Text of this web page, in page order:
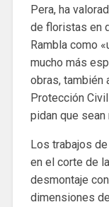
Pera, ha
de floristas en
Rambla como
mucho más
obras, también
Protección
pidan que
Los trabajos
en el corte de
desmontaje
dimensiones